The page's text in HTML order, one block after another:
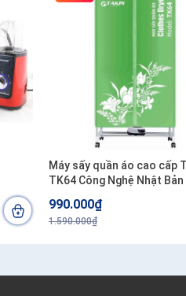
Máy sấy quần áo cao cấp
TK64 Công Nghệ Nhật Bản
990.000₫
1.590.000₫